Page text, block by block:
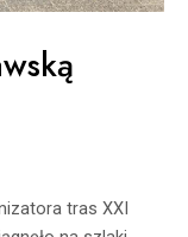
tras XXI